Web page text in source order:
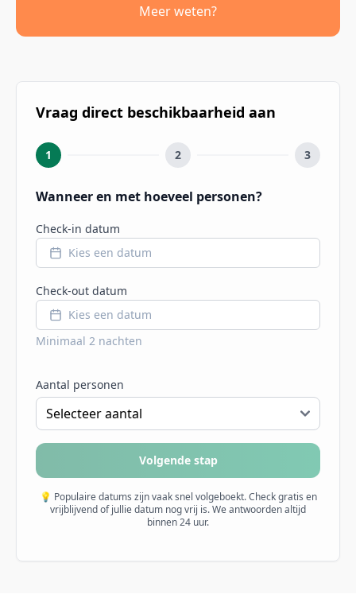
de natuur langs de Eau Noir. Zin in actie? Ga
kajakken of mountainbiken. Voor een cultureel
op zoek bent naar ontspanning, avontuur of
een vleugje cultuur, hier vindt elke groep iets
bijzonders om te doen.
Meer weten?
Vraag direct beschikbaarheid aan
1 2 3
Wanneer en met hoeveel personen?
Check-in datum
Kies een datum
Check-out datum
Kies een datum
Minimaal 2 nachten
Aantal personen
Volgende stap
💡 Populaire datums zijn vaak snel volgeboekt. Check gratis en
vrijblijvend of jullie datum nog vrij is. We antwoorden altijd
binnen 24 uur.